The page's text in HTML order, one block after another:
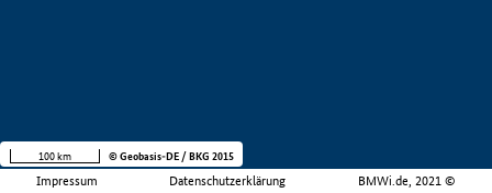
Impressum Datenschutzerklärung BMWi.de, 2021 ©
100 km © Geobasis-DE / BKG 2015